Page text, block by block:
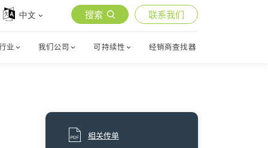
中文 搜索 联系我们
业 我们公司 可持续性 经销商查找器
相关传单